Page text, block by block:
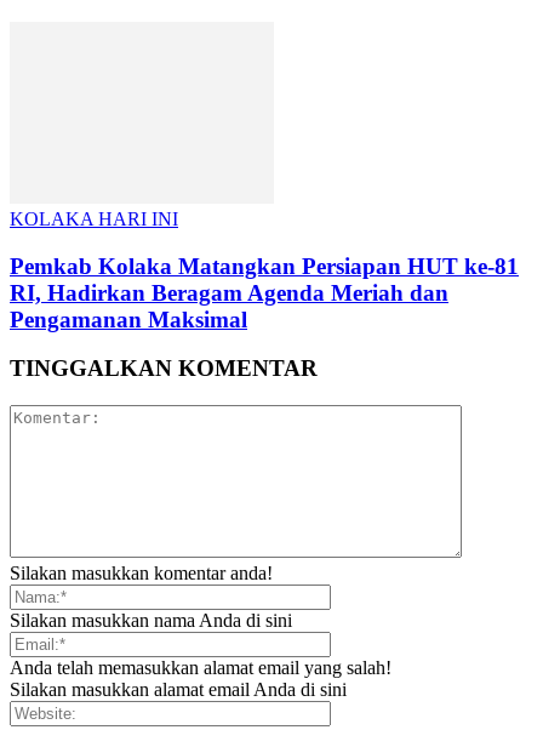
KOLAKA HARI INI
Pemkab Kolaka Matangkan Persiapan HUT ke-81
RI, Hadirkan Beragam Agenda Meriah dan
Pengamanan Maksimal
TINGGALKAN KOMENTAR
Silakan masukkan komentar anda!
Silakan masukkan nama Anda di sini
Anda telah memasukkan alamat email yang salah!
Silakan masukkan alamat email Anda di sini